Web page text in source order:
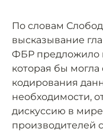
По словам
высказывание
ФБР предложило
которая бы
кодирования
необходимости,
дискуссию в
производителей